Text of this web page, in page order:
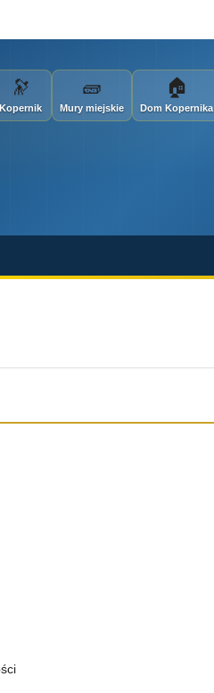
🔭
Kopernik
🧱
Mury miejskie
🏠
Dom Kopernika